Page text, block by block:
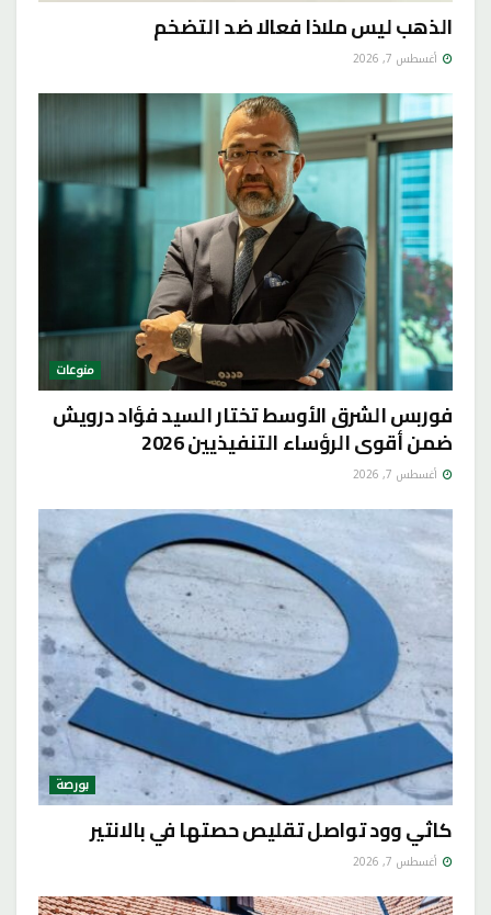
الذهب ليس ملاذا فعالا ضد التضخم
أغسطس 7, 2026
منوعات
فوربس الشرق الأوسط تختار السيد فؤاد درويش
ضمن أقوى الرؤساء التنفيذيين 2026
أغسطس 7, 2026
بورصة
كاثي وود تواصل تقليص حصتها في بالانتير
أغسطس 7, 2026